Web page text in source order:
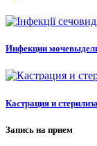
Инфекции
Кастрация и
Запись на прием